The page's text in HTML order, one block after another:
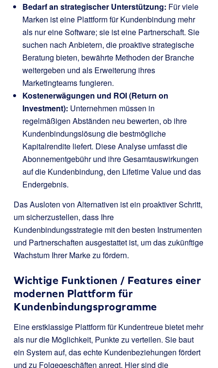
Bedarf an strategischer Unterstützung: Für viele
Marken ist eine Plattform für Kundenbindung mehr
als nur eine Software; sie ist eine Partnerschaft. Sie
suchen nach Anbietern, die proaktive strategische
Beratung bieten, bewährte Methoden der Branche
weitergeben und als Erweiterung ihres
Marketingteams fungieren.
Kostenerwägungen und ROI (Return on
Investment): Unternehmen müssen in
regelmäßigen Abständen neu bewerten, ob ihre
Kundenbindungslösung die bestmögliche
Kapitalrendite liefert. Diese Analyse umfasst die
Abonnementgebühr und ihre Gesamtauswirkungen
auf die Kundenbindung, den Lifetime Value und das
Endergebnis.
Das Ausloten von Alternativen ist ein proaktiver Schritt,
um sicherzustellen, dass Ihre
Kundenbindungsstrategie mit den besten Instrumenten
und Partnerschaften ausgestattet ist, um das zukünftige
Wachstum Ihrer Marke zu fördern.
Wichtige Funktionen / Features einer
modernen Plattform für
Kundenbindungsprogramme
Eine erstklassige Plattform für Kundentreue bietet mehr
als nur die Möglichkeit, Punkte zu verteilen. Sie baut
ein System auf, das echte Kundenbeziehungen fördert
und zu Folgegeschäften anregt. Hier sind die